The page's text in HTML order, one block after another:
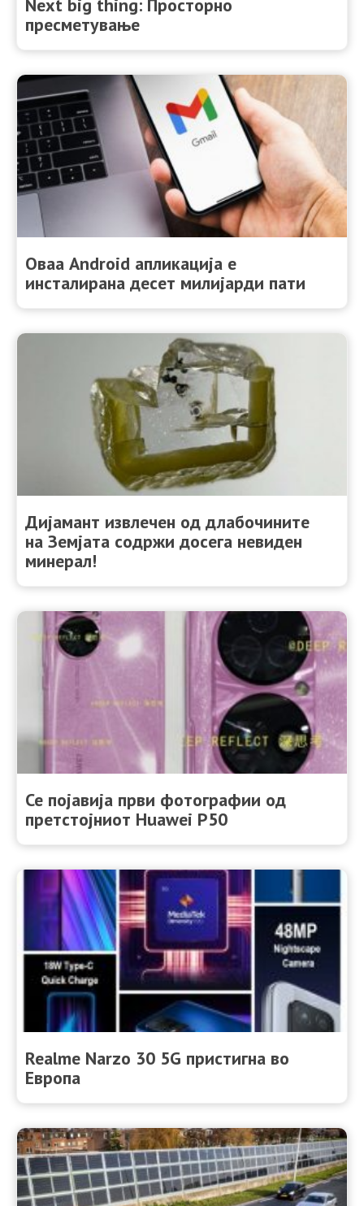
пресметување
Оваа Android апликација е
инсталирана десет милијарди пати
Дијамант извлечен од длабочините
на Земјата содржи досега невиден
минерал!
Се појавија први фотографии од
претстојниот Huawei P50
Realme Narzo 30 5G пристигна во
Европа